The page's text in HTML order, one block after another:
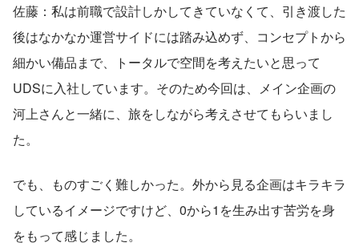
佐藤：私は前職で設計しかしてきていなくて、引き渡した
後はなかなか運営サイドには踏み込めず、コンセプトから
細かい備品まで、トータルで空間を考えたいと思って
UDSに入社しています。そのため今回は、メイン企画の
河上さんと一緒に、旅をしながら考えさせてもらいまし
た。
でも、ものすごく難しかった。外から見る企画はキラキラ
しているイメージですけど、0から1を生み出す苦労を身
をもって感じました。